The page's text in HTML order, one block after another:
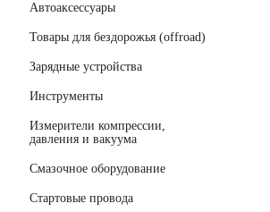
Автоаксессуары
Товары для бездорожья (offroad)
Зарядные устройства
Инструменты
Измерители компрессии,
давления и вакуума
Смазочное оборудование
Стартовые провода